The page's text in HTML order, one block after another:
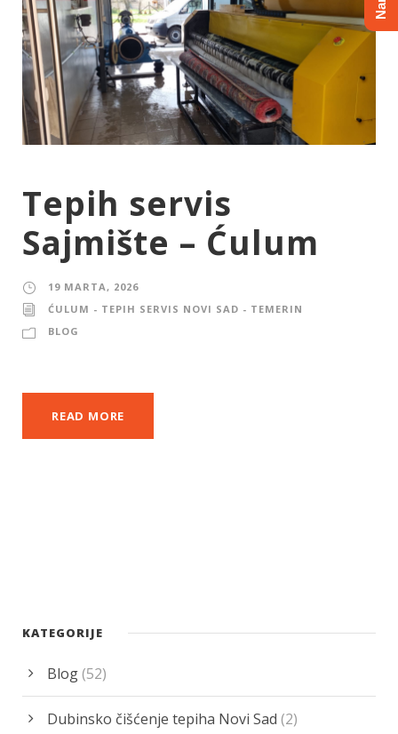
Tepih servis
Sajmište – Ćulum
19 MARTA, 2026
ĆULUM - TEPIH SERVIS NOVI SAD - TEMERIN
BLOG
READ MORE
KATEGORIJE
Blog(52)
Dubinsko čišćenje tepiha Novi Sad (2)